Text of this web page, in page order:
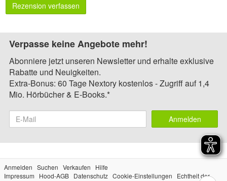
Rezension verfassen
Verpasse keine Angebote mehr!
Abonniere jetzt unseren Newsletter und erhalte exklusive
Rabatte und Neuigkeiten.
Extra-Bonus: 60 Tage Nextory kostenlos - Zugriff auf 1,4
Mio. Hörbücher & E-Books.*
Anmelden
Anmelden Suchen Verkaufen
Hilfe
Impressum
Hood-AGB Datenschutz Cookie-Einstellungen
Echtheit der